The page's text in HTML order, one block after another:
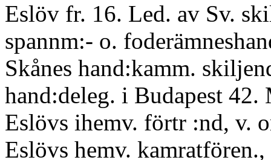
Eslöv fr. 16. Led. av Sv.
spannm:- o.
Skånes hand:kamm.
hand:deleg. i Budapest 42.
Eslövs ihemv. förtr :nd, v.
Eslövs hemv.